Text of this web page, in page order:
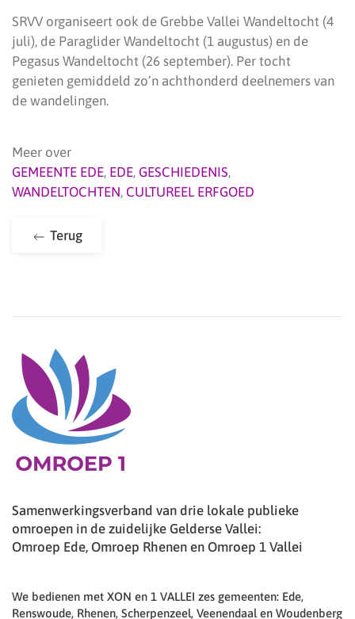
SRVV organiseert ook de Grebbe Vallei Wandeltocht (4
juli), de Paraglider Wandeltocht (1 augustus) en de
Pegasus Wandeltocht (26 september). Per tocht
genieten gemiddeld zo’n achthonderd deelnemers van
de wandelingen.
Meer over
GEMEENTE EDE, EDE, GESCHIEDENIS,
WANDELTOCHTEN, CULTUREEL ERFGOED
Terug
Samenwerkingsverband van drie lokale publieke
omroepen in de zuidelijke Gelderse Vallei:
Omroep Ede, Omroep Rhenen en Omroep 1 Vallei
We bedienen met XON en 1 VALLEI zes gemeenten: Ede,
Renswoude, Rhenen, Scherpenzeel, Veenendaal en Woudenberg